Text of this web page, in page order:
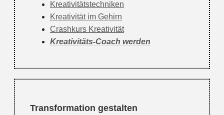
Kreativitätstechniken
Kreativität im Gehirn
Crashkurs Kreativität
Kreativitäts-Coach werden
Transformation gestalten